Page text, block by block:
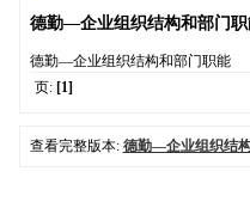
德勤—企业组织结构和部门职
德勤—企业组织结构和部门职能
页: [1]
查看完整版本: 德勤—企业组织结